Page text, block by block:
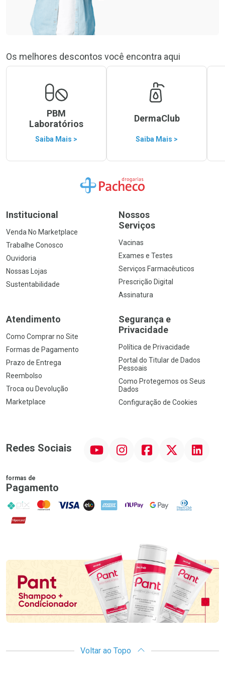
Os melhores descontos você encontra aqui
PBM
Laboratórios
Saiba Mais >
DermaClub
Saiba Mais >
Ir para a Home
Institucional
Venda No Marketplace
Trabalhe Conosco
Ouvidoria
Nossas Lojas
Sustentabilidade
Nossos
Serviços
Vacinas
Exames e Testes
Serviços Farmacêuticos
Prescrição Digital
Assinatura
Atendimento
Como Comprar no Site
Formas de Pagamento
Prazo de Entrega
Reembolso
Troca ou Devolução
Marketplace
Segurança e
Privacidade
Política de Privacidade
Portal do Titular de Dados
Pessoais
Como Protegemos os Seus
Dados
Configuração de Cookies
Redes Sociais InstagramFacebookTwitter Linkedin
formas de
Pagamento
PIX MasterCard
VISA ELO AMEX NuPay Google PayDiners Club
Hipercard
Voltar ao Topo